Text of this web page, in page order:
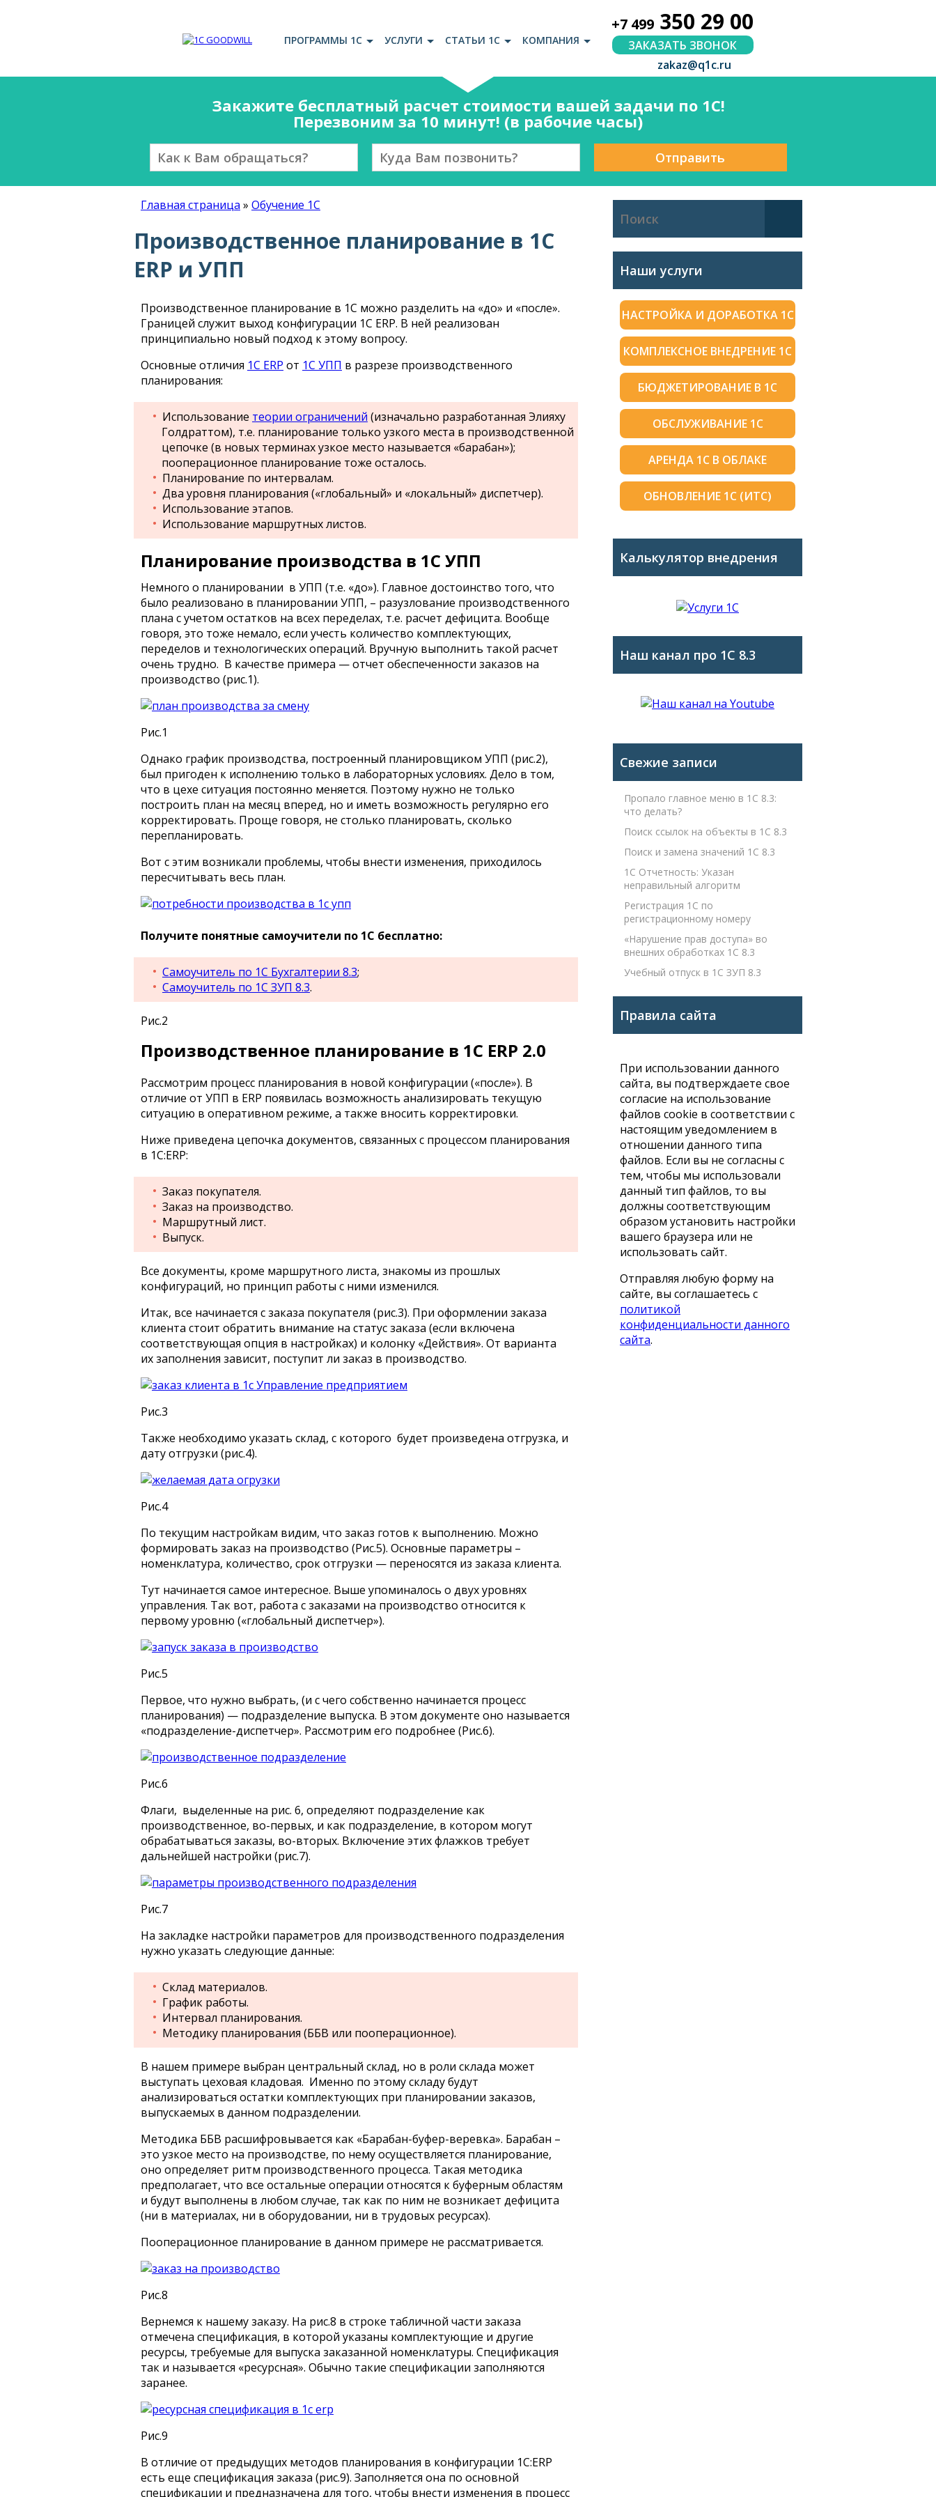
ПРОГРАММЫ 1С УСЛУГИ СТАТЬИ 1С КОМПАНИЯ
+7 499 350 29 00
ЗАКАЗАТЬ ЗВОНОК
zakaz@q1c.ru
Закажите бесплатный расчет стоимости вашей задачи по 1С!
Перезвоним за 10 минут! (в рабочие часы)
Отправить
Главная страница » Обучение 1С
Производственное планирование в 1С
ERP и УПП
Производственное планирование в 1С можно разделить на «до» и «после».
Границей служит выход конфигурации 1С ERP. В ней реализован
принципиально новый подход к этому вопросу.
Основные отличия 1С ERP от 1С УПП в разрезе производственного
планирования:
Использование теории ограничений (изначально разработанная Элияху
Голдраттом), т.е. планирование только узкого места в производственной
цепочке (в новых терминах узкое место называется «барабан»);
пооперационное планирование тоже осталось.
Планирование по интервалам.
Два уровня планирования («глобальный» и «локальный» диспетчер).
Использование этапов.
Использование маршрутных листов.
Планирование производства в 1С УПП
Немного о планировании в УПП (т.е. «до»). Главное достоинство того, что
было реализовано в планировании УПП, – разузлование производственного
плана с учетом остатков на всех переделах, т.е. расчет дефицита. Вообще
говоря, это тоже немало, если учесть количество комплектующих,
переделов и технологических операций. Вручную выполнить такой расчет
очень трудно. В качестве примера — отчет обеспеченности заказов на
производство (рис.1).
Рис.1
Однако график производства, построенный планировщиком УПП (рис.2),
был пригоден к исполнению только в лабораторных условиях. Дело в том,
что в цехе ситуация постоянно меняется. Поэтому нужно не только
построить план на месяц вперед, но и иметь возможность регулярно его
корректировать. Проще говоря, не столько планировать, сколько
перепланировать.
Вот с этим возникали проблемы, чтобы внести изменения, приходилось
пересчитывать весь план.
Получите понятные самоучители по 1С бесплатно:
Самоучитель по 1С Бухгалтерии 8.3;
Самоучитель по 1С ЗУП 8.3.
Рис.2
Производственное планирование в 1С ERP 2.0
Рассмотрим процесс планирования в новой конфигурации («после»). В
отличие от УПП в ERP появилась возможность анализировать текущую
ситуацию в оперативном режиме, а также вносить корректировки.
Ниже приведена цепочка документов, связанных с процессом планирования
в 1С:ERP:
Заказ покупателя.
Заказ на производство.
Маршрутный лист.
Выпуск.
Все документы, кроме маршрутного листа, знакомы из прошлых
конфигураций, но принцип работы с ними изменился.
Итак, все начинается с заказа покупателя (рис.3). При оформлении заказа
клиента стоит обратить внимание на статус заказа (если включена
соответствующая опция в настройках) и колонку «Действия». От варианта
их заполнения зависит, поступит ли заказ в производство.
Рис.3
Также необходимо указать склад, с которого будет произведена отгрузка, и
дату отгрузки (рис.4).
Рис.4
По текущим настройкам видим, что заказ готов к выполнению. Можно
формировать заказ на производство (Рис.5). Основные параметры –
номенклатура, количество, срок отгрузки — переносятся из заказа клиента.
Тут начинается самое интересное. Выше упоминалось о двух уровнях
управления. Так вот, работа с заказами на производство относится к
первому уровню («глобальный диспетчер»).
Рис.5
Первое, что нужно выбрать, (и с чего собственно начинается процесс
планирования) — подразделение выпуска. В этом документе оно называется
«подразделение-диспетчер». Рассмотрим его подробнее (Рис.6).
Рис.6
Флаги, выделенные на рис. 6, определяют подразделение как
производственное, во-первых, и как подразделение, в котором могут
обрабатываться заказы, во-вторых. Включение этих флажков требует
дальнейшей настройки (рис.7).
Рис.7
На закладке настройки параметров для производственного подразделения
нужно указать следующие данные:
Склад материалов.
График работы.
Интервал планирования.
Методику планирования (ББВ или пооперационное).
В нашем примере выбран центральный склад, но в роли склада может
выступать цеховая кладовая. Именно по этому складу будут
анализироваться остатки комплектующих при планировании заказов,
выпускаемых в данном подразделении.
Методика ББВ расшифровывается как «Барабан-буфер-веревка». Барабан –
это узкое место на производстве, по нему осуществляется планирование,
оно определяет ритм производственного процесса. Такая методика
предполагает, что все остальные операции относятся к буферным областям
и будут выполнены в любом случае, так как по ним не возникает дефицита
(ни в материалах, ни в оборудовании, ни в трудовых ресурсах).
Пооперационное планирование в данном примере не рассматривается.
Рис.8
Вернемся к нашему заказу. На рис.8 в строке табличной части заказа
отмечена спецификация, в которой указаны комплектующие и другие
ресурсы, требуемые для выпуска заказанной номенклатуры. Спецификация
так и называется «ресурсная». Обычно такие спецификации заполняются
заранее.
Рис.9
В отличие от предыдущих методов планирования в конфигурации 1С:ERP
есть еще спецификация заказа (рис.9). Заполняется она по основной
спецификации и предназначена для того, чтобы внести изменения в процесс
Наши услуги
НАСТРОЙКА И ДОРАБОТКА 1С
КОМПЛЕКСНОЕ ВНЕДРЕНИЕ 1С
БЮДЖЕТИРОВАНИЕ В 1С
ОБСЛУЖИВАНИЕ 1С
АРЕНДА 1С В ОБЛАКЕ
ОБНОВЛЕНИЕ 1С (ИТС)
Калькулятор внедрения
Наш канал про 1С 8.3
Свежие записи
Пропало главное меню в 1С 8.3:
что делать?
Поиск ссылок на объекты в 1С 8.3
Поиск и замена значений 1С 8.3
1С Отчетность: Указан
неправильный алгоритм
Регистрация 1С по
регистрационному номеру
«Нарушение прав доступа» во
внешних обработках 1С 8.3
Учебный отпуск в 1С ЗУП 8.3
Правила сайта
При использовании данного
сайта, вы подтверждаете свое
согласие на использование
файлов cookie в соответствии с
настоящим уведомлением в
отношении данного типа
файлов. Если вы не согласны с
тем, чтобы мы использовали
данный тип файлов, то вы
должны соответствующим
образом установить настройки
вашего браузера или не
использовать сайт.
Отправляя любую форму на
сайте, вы соглашаетесь с
политикой
конфиденциальности данного
сайта.